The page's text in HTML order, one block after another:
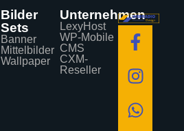
Bilder
Sets
Banner
Mittelbilder
Wallpaper
Unternehmen
LexyHost
WP-Mobile
CMS
CXM-
Reseller